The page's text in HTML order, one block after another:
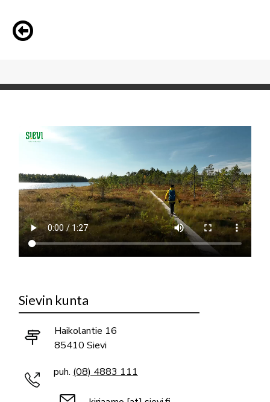
Sievin kunta
Haikolantie 16
85410 Sievi
puh. (08) 4883 111